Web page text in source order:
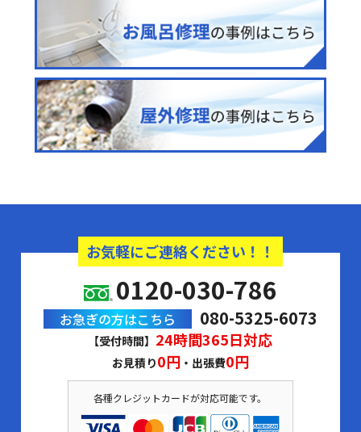
お気軽にご連絡ください！！
0120-030-786
お急ぎの方はこちら 080-5325-6073
【受付時間】 24時間365日対応
お見積り0円 ・出張費0円
各種クレジットカードが対応可能です。